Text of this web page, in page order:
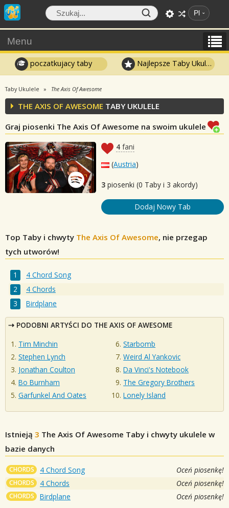
Pl
Menu
poczatkujacy taby Najlepsze Taby Ukulele
Taby Ukulele The Axis Of Awesome
THE AXIS OF AWESOME TABY UKULELE
Graj piosenki The Axis Of Awesome na swoim ukulele
4 fani
(Austria)
3 piosenki (0 Taby i 3 akordy)
Dodaj Nowy Tab
Top Taby i chwyty The Axis Of Awesome, nie przegap
tych utworów!
4 Chord Song
4 Chords
Birdplane
PODOBNI ARTYŚCI DO THE AXIS OF AWESOME
Tim Minchin
Stephen Lynch
Jonathan Coulton
Bo Burnham
Garfunkel And Oates
Starbomb
Weird Al Yankovic
Da Vinci's Notebook
The Gregory Brothers
Lonely Island
Istnieją 3 The Axis Of Awesome Taby i chwyty ukulele w
bazie danych
CHORDS 4 Chord Song Oceń piosenkę!
CHORDS 4 Chords Oceń piosenkę!
CHORDS Birdplane Oceń piosenkę!